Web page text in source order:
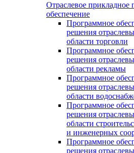
Отраслевое прикладное
обеспечение
Программное
решения
области торговли
Программное
решения
области рекламы
Программное
решения
области
Программное
решения
области
и инженерных
Программное
решения